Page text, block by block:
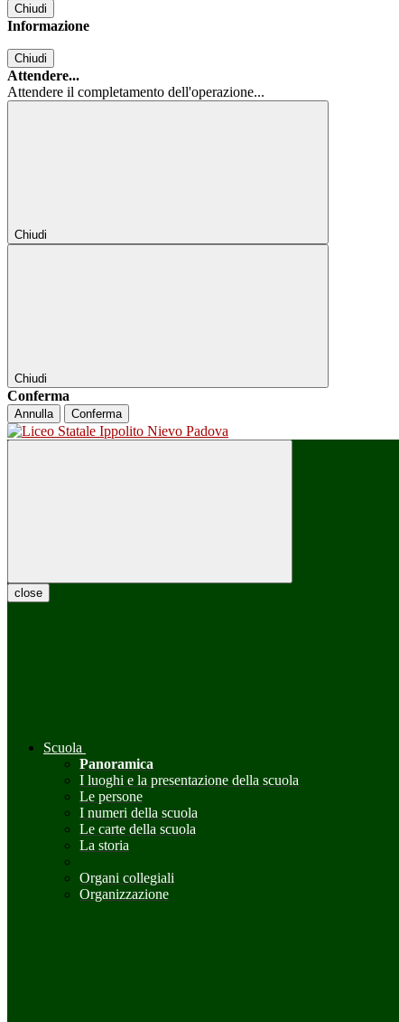
Chiudi
Informazione
Chiudi
Attendere...
Attendere il completamento dell'operazione...
Chiudi
Chiudi
Conferma
Annulla Conferma
close
Scuola
Panoramica
I luoghi e la presentazione della scuola
Le persone
I numeri della scuola
Le carte della scuola
La storia
Organi collegiali
Organizzazione